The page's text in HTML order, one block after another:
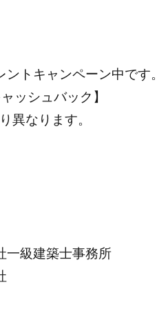
ント キャンペーン中です。
ッシュバック】
異なります。
建築士事務所